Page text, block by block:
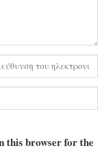
this browser for the